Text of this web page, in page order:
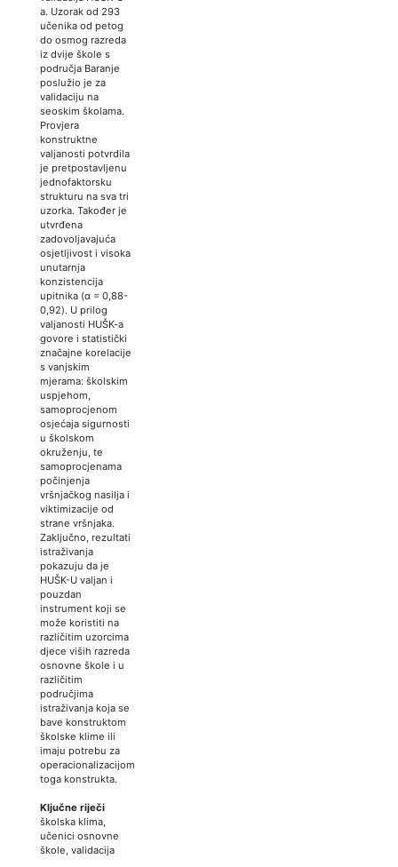
a. Uzorak od 293
učenika od petog
do osmog razreda
iz dvije škole s
područja Baranje
poslužio je za
validaciju na
seoskim školama.
Provjera
konstruktne
valjanosti potvrdila
je pretpostavljenu
jednofaktorsku
strukturu na sva tri
uzorka. Također je
utvrđena
zadovoljavajuća
osjetljivost i visoka
unutarnja
konzistencija
upitnika (α = 0,88-
0,92). U prilog
valjanosti HUŠK-a
govore i statistički
značajne korelacije
s vanjskim
mjerama: školskim
uspjehom,
samoprocjenom
osjećaja sigurnosti
u školskom
okruženju, te
samoprocjenama
počinjenja
vršnjačkog nasilja i
viktimizacije od
strane vršnjaka.
Zaključno, rezultati
istraživanja
pokazuju da je
HUŠK-U valjan i
pouzdan
instrument koji se
može koristiti na
različitim uzorcima
djece viših razreda
osnovne škole i u
različitim
područjima
istraživanja koja se
bave konstruktom
školske klime ili
imaju potrebu za
operacionalizacijom
toga konstrukta.
Ključne riječi
školska klima,
učenici osnovne
škole, validacija